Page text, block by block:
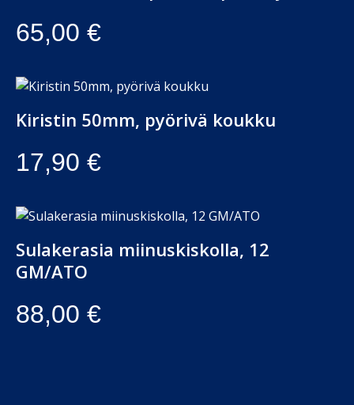
65,00 €
Kiristin 50mm, pyörivä koukku
17,90 €
Sulakerasia miinuskiskolla, 12
GM/ATO
88,00 €